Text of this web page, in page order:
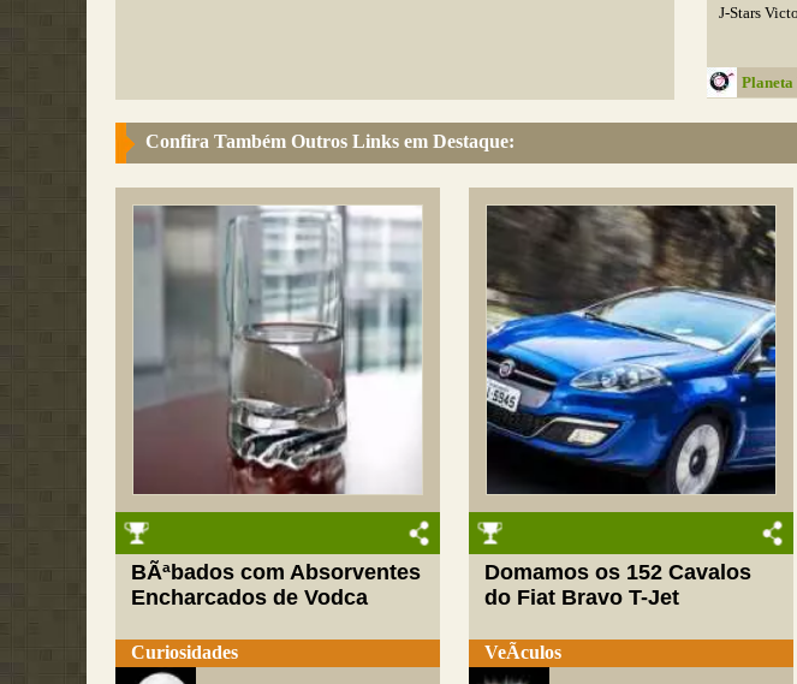
J-Stars
Planeta
Confira Também Outros Links em Destaque:
BÃªbados com Absorventes
Encharcados de Vodca
Curiosidades
Domamos os 152 Cavalos
do Fiat Bravo T-Jet
VeÃ­culos